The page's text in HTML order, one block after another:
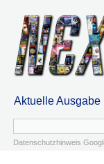
Aktuelle Ausgabe
Datenschutzhinweis